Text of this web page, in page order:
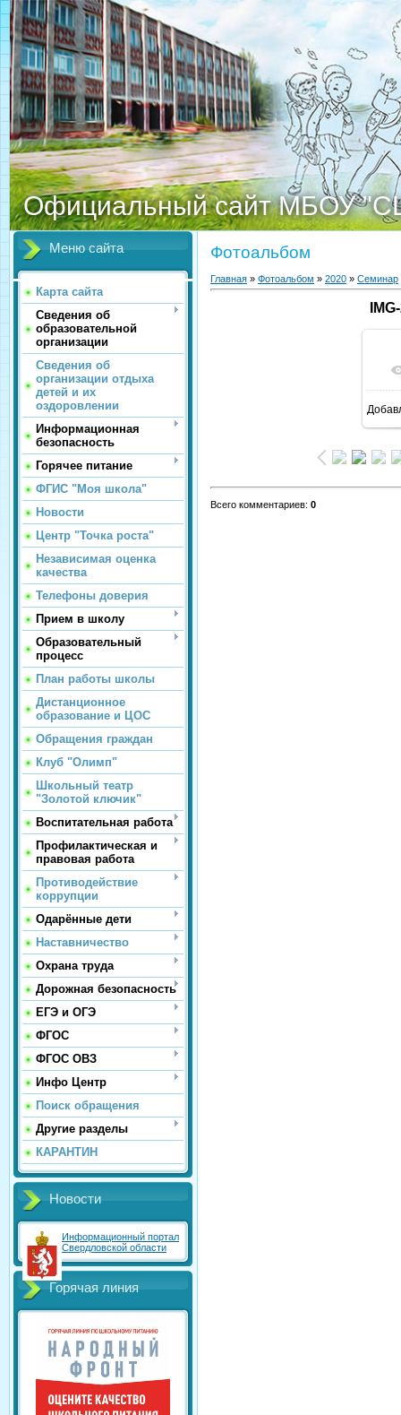
Официальный сайт МБОУ
Меню сайта
Карта сайта
Сведения об
образовательной
организации
Сведения об
организации отдыха
детей и их
оздоровлении
Информационная
безопасность
Горячее питание
ФГИС "Моя школа"
Новости
Центр "Точка роста"
Независимая оценка
качества
Телефоны доверия
Прием в школу
Образовательный
процесс
План работы школы
Дистанционное
образование и ЦОС
Обращения граждан
Клуб "Олимп"
Школьный театр
"Золотой ключик"
Воспитательная работа
Профилактическая и
правовая работа
Противодействие
коррупции
Одарённые дети
Наставничество
Охрана труда
Дорожная безопасность
ЕГЭ и ОГЭ
ФГОС
ФГОС ОВЗ
Инфо Центр
Поиск обращения
Другие разделы
КАРАНТИН
Новости
Информационный портал
Свердловской области
Горячая линия
Фотоальбом
Главная » Фотоальбом » 2020 » Семинар
Всего комментариев: 0